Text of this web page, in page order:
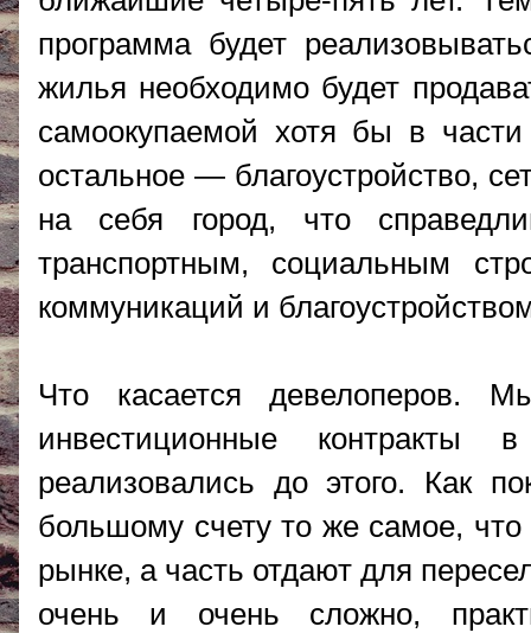
программа будет
жилья необходимо будет
самоокупаемой хотя бы в
остальное — благоустройство,
на себя город, что
транспортным, социальным
коммуникаций и
Что касается девелоперов.
инвестиционные
реализовались до этого. Как
большому счету то же самое,
рынке, а часть отдают для
очень и очень сложно,